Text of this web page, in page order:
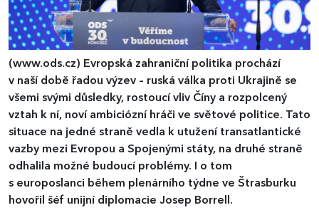
(www.ods.cz) Evropská zahraniční politika prochází
v naší době řadou výzev – ruská válka proti Ukrajině se
všemi svými důsledky, rostoucí vliv Číny a rozpolcený
vztah k ní, noví ambiciózní hráči ve světové politice. Tato
situace na jedné straně vedla k utužení transatlantické
vazby mezi Evropou a Spojenými státy, na druhé straně
odhalila možné budoucí problémy. I o tom
s europoslanci během plenárního týdne ve Štrasburku
hovořil šéf unijní diplomacie Josep Borrell.